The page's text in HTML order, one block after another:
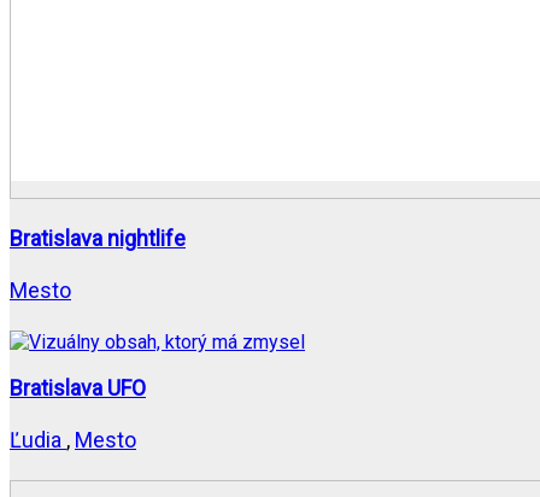
Bratislava nightlife
Mesto
Bratislava UFO
Ľudia , Mesto